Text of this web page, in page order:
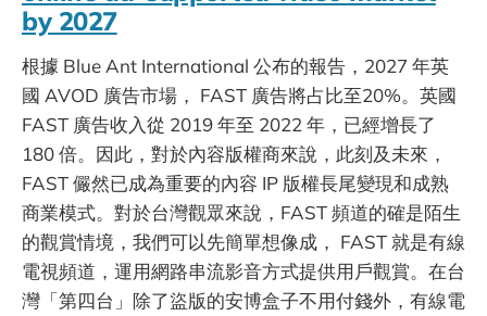
by 2027
根據 Blue Ant International 公布的報告，2027 年英
國 AVOD 廣告市場， FAST 廣告將占比至20%。英國
FAST 廣告收入從 2019 年至 2022 年，已經增長了
180 倍。因此，對於內容版權商來說，此刻及未來，
FAST 儼然已成為重要的內容 IP 版權長尾變現和成熟
商業模式。對於台灣觀眾來說，FAST 頻道的確是陌生
的觀賞情境，我們可以先簡單想像成， FAST 就是有線
電視頻道，運用網路串流影音方式提供用戶觀賞。在台
灣「第四台」除了盜版的安博盒子不用付錢外，有線電